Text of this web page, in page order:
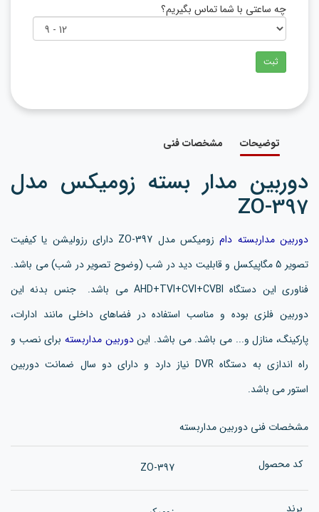
چه ساعتی با شما تماس بگیریم؟
ثبت
توضیحات مشخصات فنی
دوربین مدار بسته زومیکس مدل
ZO-397
دوربین مداربسته دام
زومیکس مدل ZO-397 دارای رزولیشن یا کیفیت
تصویر 5 مگاپیکسل و قابلیت دید در شب (وضوح تصویر در شب) می باشد.
فناوری این دستگاه AHD+TVI+CVI+CVBI می باشد. جنس بدنه این
دوربین فلزی بوده و مناسب استفاده در فضاهای داخلی مانند ادارات،
پارکینگ، منازل و... می باشد. می باشد. ایندوربین مداربسته برای نصب و
راه اندازی به دستگاه DVR نیاز دارد و دارای دو سال ضمانت دوربین
استور می باشد.
مشخصات فنی دوربین مداربسته
کد محصول ZO-397
برند